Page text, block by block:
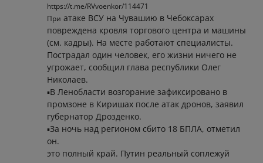
https://t.me/RVvoenkor/114471
При атаке ВСУ на Чувашию в Чебоксарах
повреждена кровля торгового центра и машины
(см. кадры). На месте работают специалисты.
Пострадал один человек, его жизни ничего не
угрожает, сообщил глава республики Олег
Николаев.
▪В Ленобласти возгорание зафиксировано в
промзоне в Киришах после атак дронов, заявил
губернатор Дрозденко.
▪За ночь над регионом сбито 18 БПЛА, отметил
он.
это полный край. Путин реальный соплежуй